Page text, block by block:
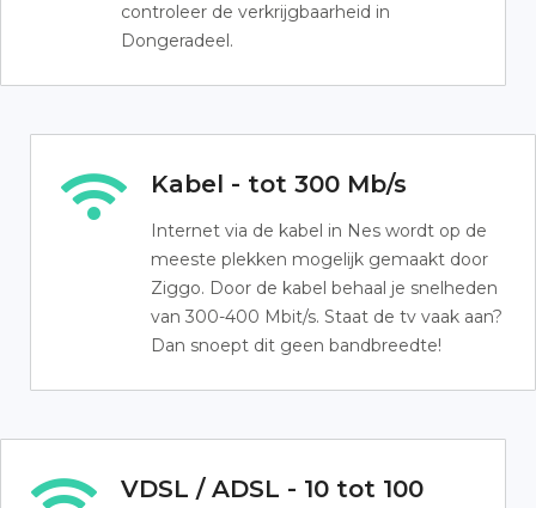
controleer de verkrijgbaarheid in
Dongeradeel.
Kabel - tot 300 Mb/s
Internet via de kabel in Nes wordt op de
meeste plekken mogelijk gemaakt door
Ziggo. Door de kabel behaal je snelheden
van 300-400 Mbit/s. Staat de tv vaak aan?
Dan snoept dit geen bandbreedte!
VDSL / ADSL - 10 tot 100